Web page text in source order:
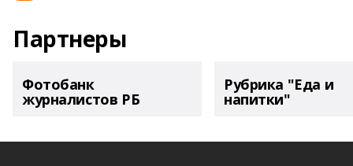
Партнеры
Фотобанк
журналистов РБ
Рубрика "Еда и
напитки"